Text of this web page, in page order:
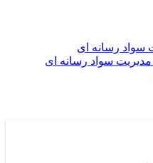
سواد رسانه ای
سواد رسانه ای